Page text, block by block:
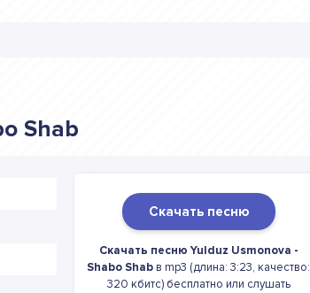
Shab
Скачать песню
Скачать песню Yulduz Usmonova -
Shabo Shab в mp3 (длина: 3:23, качество:
320 кбитс) бесплатно или слушать